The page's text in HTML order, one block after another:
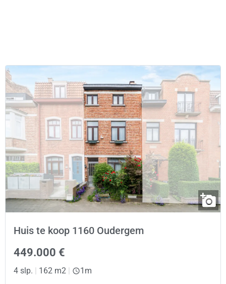
Huis te koop 1160 Oudergem
449.000 €
4 slp. 162 m2 1m